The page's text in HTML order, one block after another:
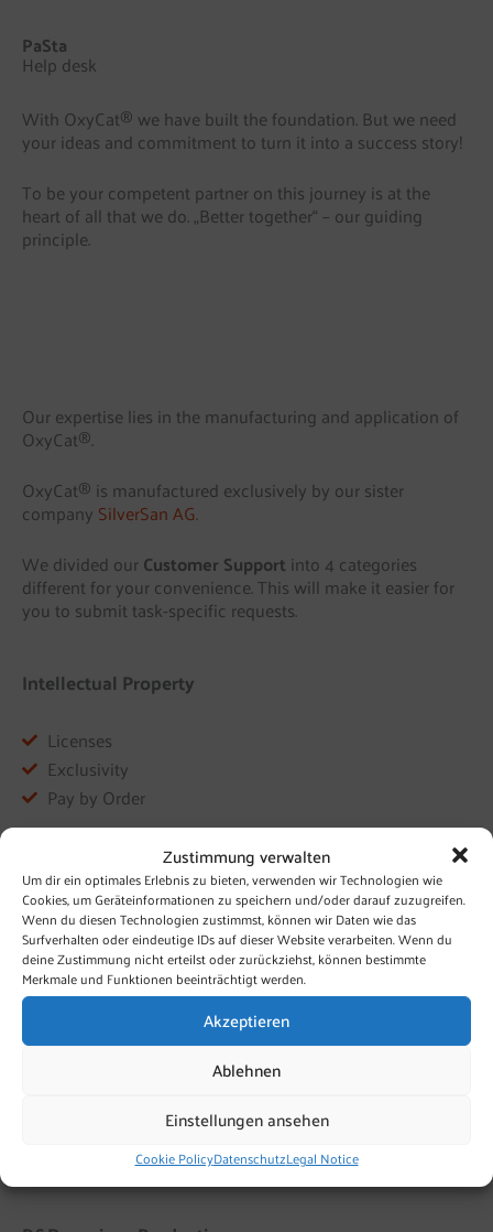
Zustimmung verwalten
Um dir ein optimales Erlebnis zu bieten, verwenden wir Technologien wie
Cookies, um Geräteinformationen zu speichern und/oder darauf zuzugreifen.
Wenn du diesen Technologien zustimmst, können wir Daten wie das
Surfverhalten oder eindeutige IDs auf dieser Website verarbeiten. Wenn du
deine Zustimmung nicht erteilst oder zurückziehst, können bestimmte
Merkmale und Funktionen beeinträchtigt werden.
Akzeptieren
Ablehnen
Einstellungen ansehen
Cookie PolicyDatenschutzLegal Notice
PaSta
Help desk
With OxyCat® we have built the foundation. But we need
your ideas and commitment to turn it into a success story!
To be your competent partner on this journey is at the
heart of all that we do. „Better together“ – our guiding
principle.
Our expertise lies in the manufacturing and application of
OxyCat®.
OxyCat® is manufactured exclusively by our sister
company SilverSan AG.
We divided ourCustomer Supportinto 4 categories
different for your convenience. This will make it easier for
you to submit task-specific requests.
Intellectual Property
Licenses
Exclusivity
Pay by Order
licensing@pastaag.li
Task-Specific Testing; Certificates and Quality
Inspection
In-house company lab
Individual customer field tests
testing@pastaag.li